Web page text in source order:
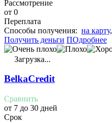
Рассмотрение
от 0
Переплата
Cпособы получения: на карту,
Получить деньги ПОдробнее
Загрузка...
BelkaCredit
Сравнить
от 7 до 30 дней
Срок